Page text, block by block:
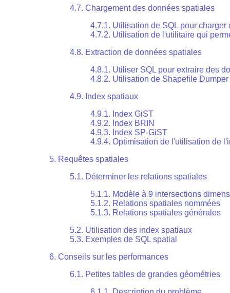
4.7. Chargement des données spatiales
4.7.1. Utilisation de SQL pour charger
4.7.2. Utilisation de l'utilitaire qui
4.8. Extraction de données spatiales
4.8.1. Utiliser SQL pour extraire des
4.8.2. Utilisation de Shapefile Dumper
4.9. Index spatiaux
4.9.1. Index GiST
4.9.2. Index BRIN
4.9.3. Index SP-GiST
4.9.4. Optimisation de l'utilisation de
5. Requêtes spatiales
5.1. Déterminer les relations spatiales
5.1.1. Modèle à 9 intersections
5.1.2. Relations spatiales nommées
5.1.3. Relations spatiales générales
5.2. Utilisation des index spatiaux
5.3. Exemples de SQL spatial
6. Conseils sur les performances
6.1. Petites tables de grandes géométries